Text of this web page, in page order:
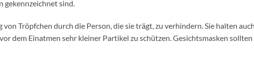
gekennzeichnet sind.
Tröpfchen durch die Person, die sie trägt, zu verhindern. Sie halten
dem Einatmen sehr kleiner Partikel zu schützen. Gesichtsmasken